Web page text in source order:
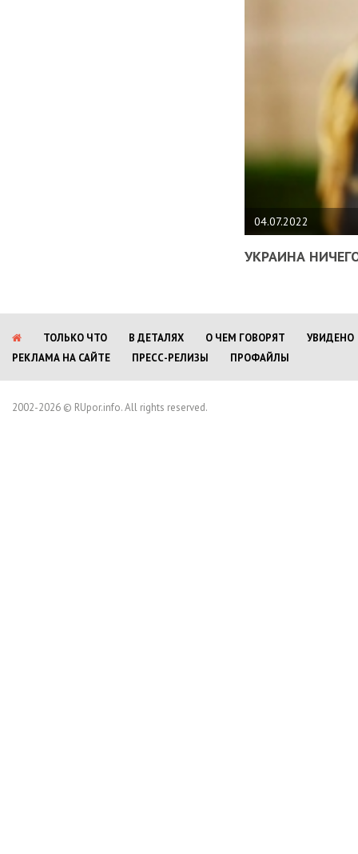
04.07.2022
УКРАИНА
ТОЛЬКО ЧТО В ДЕТАЛЯХ О ЧЕМ ГОВОРЯТ
УВИДЕНО
РЕКЛАМА НА САЙТЕ
ПРЕСС-РЕЛИЗЫ ПРОФАЙЛЫ
2002-2026 © RUpor.info. All rights reserved.